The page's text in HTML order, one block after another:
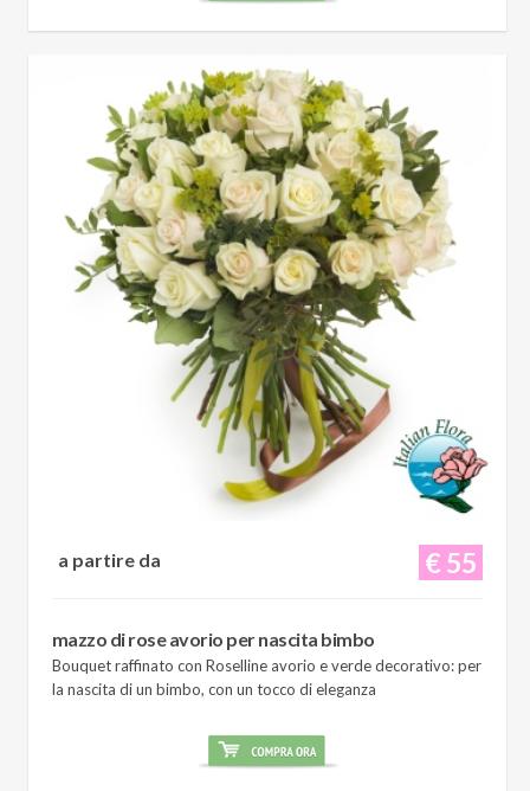
€ 55
a partire da
mazzo di rose avorio per nascita bimbo
Bouquet raffinato con Roselline avorio e verde decorativo: per
la nascita di un bimbo, con un tocco di eleganza